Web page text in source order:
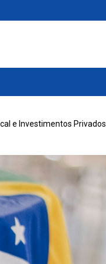
e Investimentos Privados